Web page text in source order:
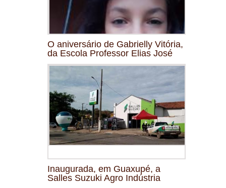
O aniversário de Gabrielly Vitória,
da Escola Professor Elias José
Inaugurada, em Guaxupé, a
Salles Suzuki Agro Indústria